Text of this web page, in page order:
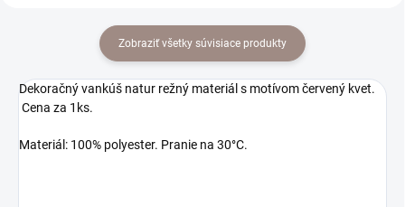
Zobraziť všetky súvisiace produkty
Dekoračný vankúš natur režný materiál s motívom červený kvet.
Cena za 1ks.
Materiál: 100% polyester. Pranie na 30°C.